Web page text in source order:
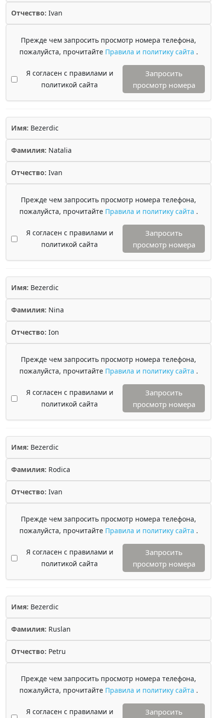
Отчество: Ivan
Прежде чем запросить просмотр номера телефона,
пожалуйста, прочитайте Правила и политику сайта .
Я согласен с правилами и
политикой сайта
Запросить
просмотр номера
Имя: Bezerdic
Фамилия: Natalia
Отчество: Ivan
Прежде чем запросить просмотр номера телефона,
пожалуйста, прочитайте Правила и политику сайта .
Я согласен с правилами и
политикой сайта
Запросить
просмотр номера
Имя: Bezerdic
Фамилия: Nina
Отчество: Ion
Прежде чем запросить просмотр номера телефона,
пожалуйста, прочитайте Правила и политику сайта .
Я согласен с правилами и
политикой сайта
Запросить
просмотр номера
Имя: Bezerdic
Фамилия: Rodica
Отчество: Ivan
Прежде чем запросить просмотр номера телефона,
пожалуйста, прочитайте Правила и политику сайта .
Я согласен с правилами и
политикой сайта
Запросить
просмотр номера
Имя: Bezerdic
Фамилия: Ruslan
Отчество: Petru
Прежде чем запросить просмотр номера телефона,
пожалуйста, прочитайте Правила и политику сайта .
Я согласен с правилами и
Запросить